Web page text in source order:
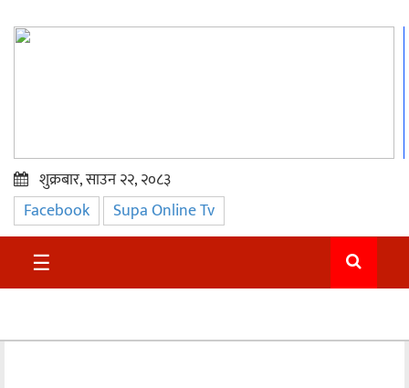
प्रमुख
समाचार
सुदुर
शुक्रबार, साउन २२, २०८३
Facebook Supa Online Tv
☰